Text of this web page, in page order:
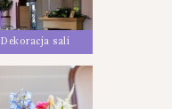
Dekoracja sali